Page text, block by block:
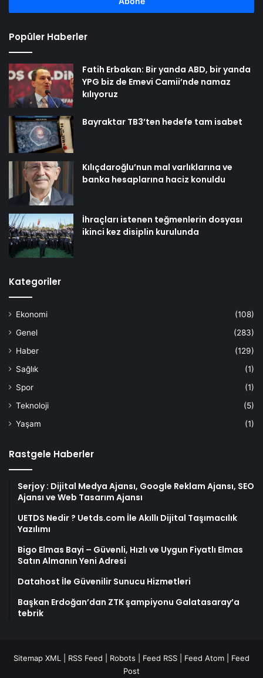
Popüler Haberler
Fatih Erbakan: Bir yanda ABD, bir yanda
YPG biz de Emevi Camii’nde namaz
kılıyoruz
Bayraktar TB3’ten hedefe tam isabet
Kılıçdaroğlu’nun mal varlıklarına ve
banka hesaplarına haciz konuldu
İhraçları istenen teğmenlerin dosyası
ikinci kez disiplin kurulunda
Kategoriler
Ekonomi
(108)
Genel
(283)
Haber
(129)
Sağlık
(1)
Spor
(1)
Teknoloji
(5)
Yaşam
(1)
Rastgele Haberler
Serjoy : Dijital Medya Ajansı, Google Reklam Ajansı, SEO
Ajansı ve Web Tasarım Ajansı
UETDS Nedir ? Uetds.com İle Akıllı Dijital Taşımacılık
Yazılımı
Bigo Elmas Bayi – Güvenli, Hızlı ve Uygun Fiyatlı Elmas
Satın Almanın Yeni Adresi
Datahost İle Güvenilir Sunucu Hizmetleri
Başkan Erdoğan’dan ZTK şampiyonu Galatasaray’a
tebrik
Sitemap XML RSS Feed Robots Feed RSS Feed Atom
Feed
Post